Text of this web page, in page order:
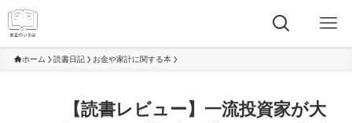
ホーム 読書日記 お金や家計に関する本
【読書レビュー】一流投資家が大